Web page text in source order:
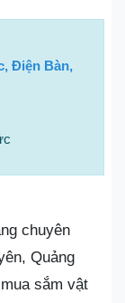
Điện Bàn,
chuyên
Quảng
sắm vật